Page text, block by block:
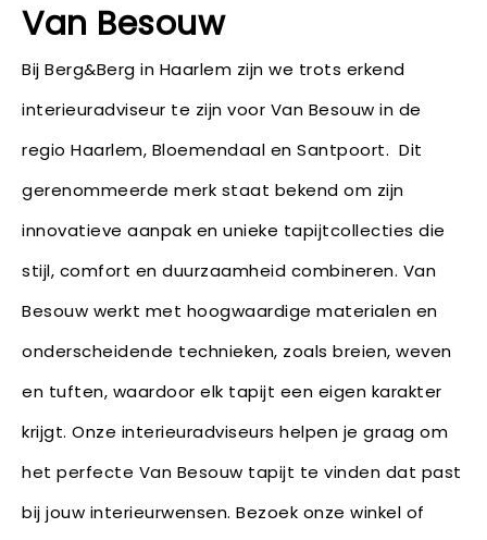
Van Besouw
Bij Berg&Berg in Haarlem zijn we trots erkend
interieuradviseur te zijn voor Van Besouw in de
regio Haarlem, Bloemendaal en Santpoort. Dit
gerenommeerde merk staat bekend om zijn
innovatieve aanpak en unieke tapijtcollecties die
stijl, comfort en duurzaamheid combineren. Van
Besouw werkt met hoogwaardige materialen en
onderscheidende technieken, zoals breien, weven
en tuften, waardoor elk tapijt een eigen karakter
krijgt. Onze interieuradviseurs helpen je graag om
het perfecte Van Besouw tapijt te vinden dat past
bij jouw interieurwensen. Bezoek onze winkel of